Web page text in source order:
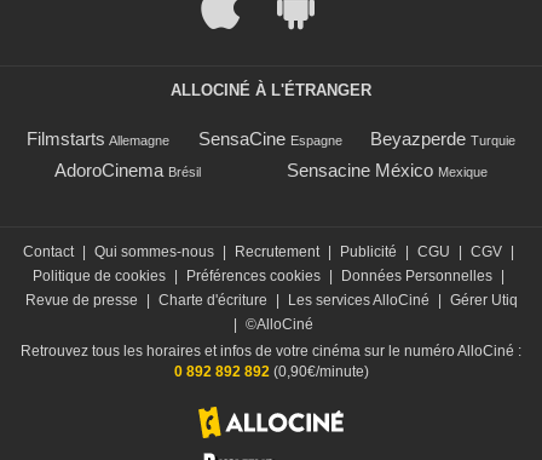
ALLOCINÉ À L'ÉTRANGER
Filmstarts Allemagne SensaCine Espagne Beyazperde Turquie
AdoroCinema Brésil Sensacine México Mexique
Contact | Qui sommes-nous | Recrutement | Publicité | CGU | CGV |
Politique de cookies | Préférences cookies | Données Personnelles |
Revue de presse
| Charte d'écriture | Les services AlloCiné | Gérer Utiq
| ©AlloCiné
Retrouvez tous les horaires et infos de votre cinéma sur le numéro AlloCiné :
0 892 892 892(0,90€/minute)